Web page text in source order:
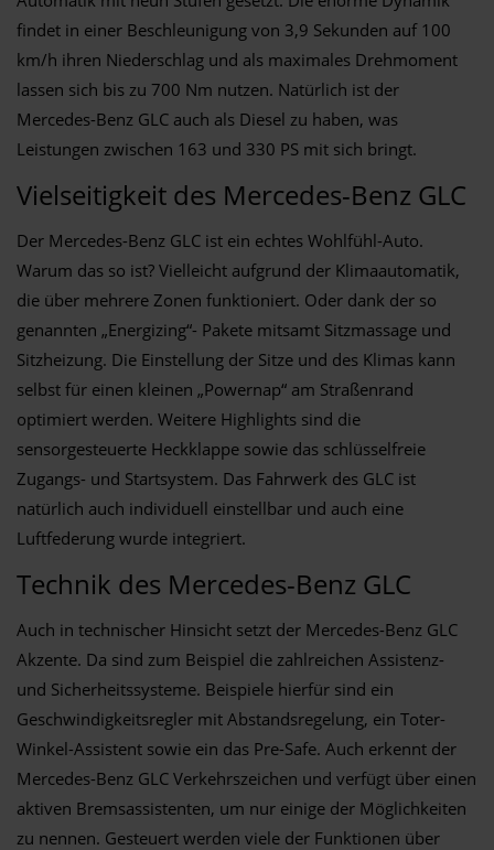
findet in einer Beschleunigung von 3,9 Sekunden auf 100
km/h ihren Niederschlag und als maximales Drehmoment
lassen sich bis zu 700 Nm nutzen. Natürlich ist der
Mercedes-Benz GLC auch als Diesel zu haben, was
Leistungen zwischen 163 und 330 PS mit sich bringt.
Vielseitigkeit des Mercedes-Benz GLC
Der Mercedes-Benz GLC ist ein echtes Wohlfühl-Auto.
Warum das so ist? Vielleicht aufgrund der Klimaautomatik,
die über mehrere Zonen funktioniert. Oder dank der so
genannten „Energizing“- Pakete mitsamt Sitzmassage und
Sitzheizung. Die Einstellung der Sitze und des Klimas kann
selbst für einen kleinen „Powernap“ am Straßenrand
optimiert werden. Weitere Highlights sind die
sensorgesteuerte Heckklappe sowie das schlüsselfreie
Zugangs- und Startsystem. Das Fahrwerk des GLC ist
natürlich auch individuell einstellbar und auch eine
Luftfederung wurde integriert.
Technik des Mercedes-Benz GLC
Auch in technischer Hinsicht setzt der Mercedes-Benz GLC
Akzente. Da sind zum Beispiel die zahlreichen Assistenz-
und Sicherheitssysteme. Beispiele hierfür sind ein
Geschwindigkeitsregler mit Abstandsregelung, ein Toter-
Winkel-Assistent sowie ein das Pre-Safe. Auch erkennt der
Mercedes-Benz GLC Verkehrszeichen und verfügt über einen
aktiven Bremsassistenten, um nur einige der Möglichkeiten
zu nennen. Gesteuert werden viele der Funktionen über